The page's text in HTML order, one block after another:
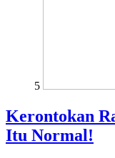
5
Kerontokan
Itu Normal!